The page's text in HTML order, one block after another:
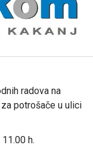
radova na
potrošače u ulici
h.